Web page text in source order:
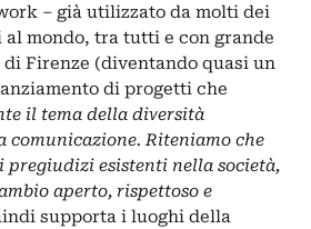
– già utilizzato da molti dei
mondo, tra tutti e con grande
Firenze (diventando quasi un
di progetti che
il tema della diversità
comunicazione. Riteniamo che
pregiudizi esistenti nella società,
aperto, rispettoso e
supporta i luoghi della